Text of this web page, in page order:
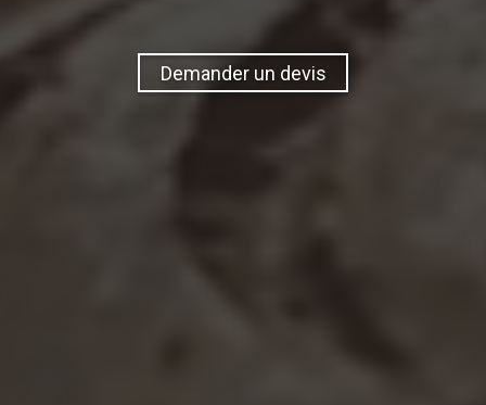
Demander un devis